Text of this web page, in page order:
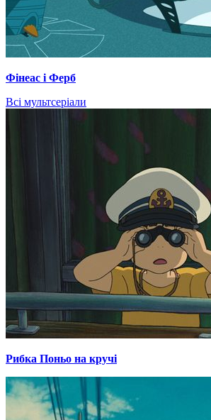
Фінеас і Ферб
Всі мультсеріали
Рибка Поньо на кручі